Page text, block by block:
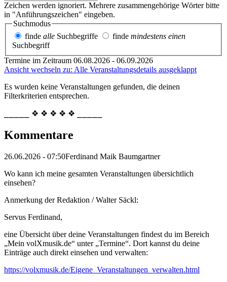
Zeichen werden ignoriert. Mehrere zusammengehörige Wörter bitte
in "Anführungszeichen" eingeben.
Suchmodus
finde alle Suchbegriffe finde mindestens einen
Suchbegriff
Termine im Zeitraum 06.08.2026 - 06.09.2026
Ansicht wechseln zu: Alle Veranstaltungsdetails ausgeklappt
Es wurden keine Veranstaltungen gefunden, die deinen
Filterkriterien entsprechen.
⎯⎯⎯⎯⎯ ❖ ❖ ❖ ❖ ❖ ⎯⎯⎯⎯⎯
Kommentare
26.06.2026 - 07:50Ferdinand Maik Baumgartner
Wo kann ich meine gesamten Veranstaltungen übersichtlich
einsehen?
Anmerkung der Redaktion /Walter Säckl:
Servus Ferdinand,
eine Übersicht über deine Veranstaltungen findest du im Bereich
„Mein volXmusik.de“ unter „Termine“. Dort kannst du deine
Einträge auch direkt einsehen und verwalten:
https://volxmusik.de/Eigene_Veranstaltungen_verwalten.html